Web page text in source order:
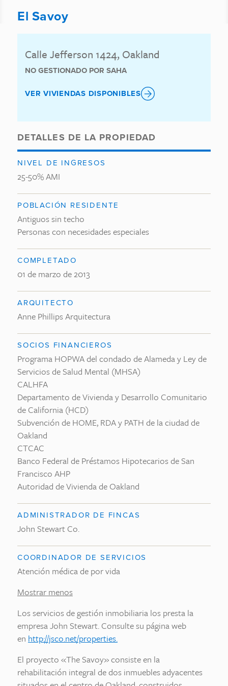
El Savoy
Calle Jefferson 1424, Oakland
NO GESTIONADO POR SAHA
VER VIVIENDAS DISPONIBLES
DETALLES DE LA PROPIEDAD
NIVEL DE INGRESOS
25-50% AMI
POBLACIÓN RESIDENTE
Antiguos sin techo
Personas con necesidades especiales
COMPLETADO
01 de marzo de 2013
ARQUITECTO
Anne Phillips Arquitectura
SOCIOS FINANCIEROS
Programa HOPWA del condado de Alameda y Ley de
Servicios de Salud Mental (MHSA)
CALHFA
Departamento de Vivienda y Desarrollo Comunitario
de California (HCD)
Subvención de HOME, RDA y PATH de la ciudad de
Oakland
CTCAC
Banco Federal de Préstamos Hipotecarios de San
Francisco AHP
Autoridad de Vivienda de Oakland
ADMINISTRADOR DE FINCAS
John Stewart Co.
COORDINADOR DE SERVICIOS
Atención médica de por vida
Mostrar menos
Los servicios de gestión inmobiliaria los presta la
empresa John Stewart. Consulte su página web
en http://jsco.net/properties.
El proyecto «The Savoy» consiste en la
rehabilitación integral de dos inmuebles adyacentes